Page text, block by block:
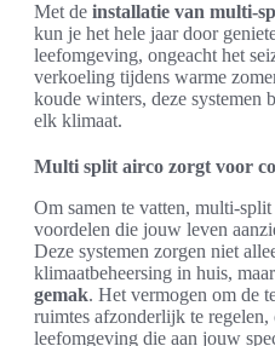
Met de installatie van multi-
kun je het hele jaar door
leefomgeving, ongeacht het
verkoeling tijdens warme
koude winters, deze systemen
elk klimaat.
Multi split airco zorgt voor
Om samen te vatten, multi-split
voordelen die jouw leven
Deze systemen zorgen niet
klimaatbeheersing in huis,
gemak. Het vermogen om de
ruimtes afzonderlijk te regelen,
leefomgeving die aan jouw